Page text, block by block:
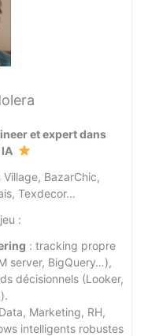
et expert dans
BazarChic,
Texdecor…
:
: tracking propre
server, BigQuery…),
décisionnels (Looker,
Marketing, RH,
intelligents robustes